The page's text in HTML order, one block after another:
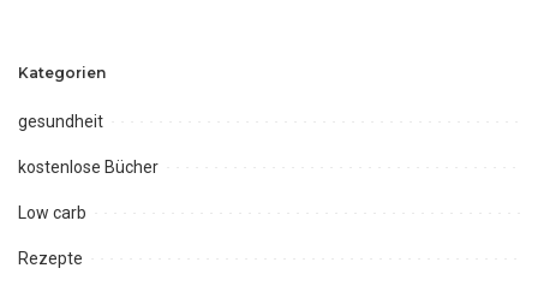
Kategorien
gesundheit
kostenlose Bücher
Low carb
Rezepte